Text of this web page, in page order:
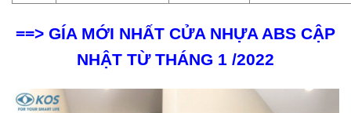
==> GÍA MỚI NHẤT CỬA NHỰA ABS CẬP
NHẬT TỪ THÁNG 1 /2022